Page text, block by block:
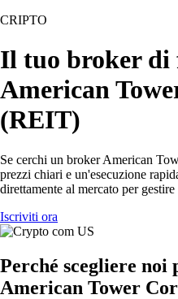
CRIPTO
Il tuo broker di
American
(REIT)
Se cerchi un broker American
prezzi chiari e un'esecuzione
direttamente al mercato per
Iscriviti ora
Perché scegliere noi
American Tower